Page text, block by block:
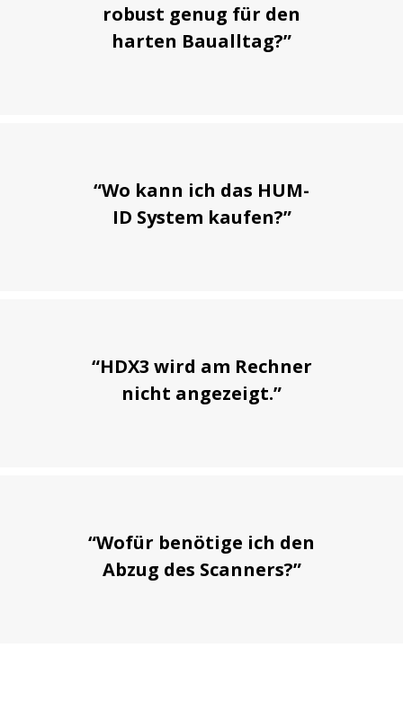
robust genug für den
harten Baualltag?”
“Wo kann ich das HUM-
ID System kaufen?”
“HDX3 wird am Rechner
nicht angezeigt.”
“Wofür benötige ich den
Abzug des Scanners?”